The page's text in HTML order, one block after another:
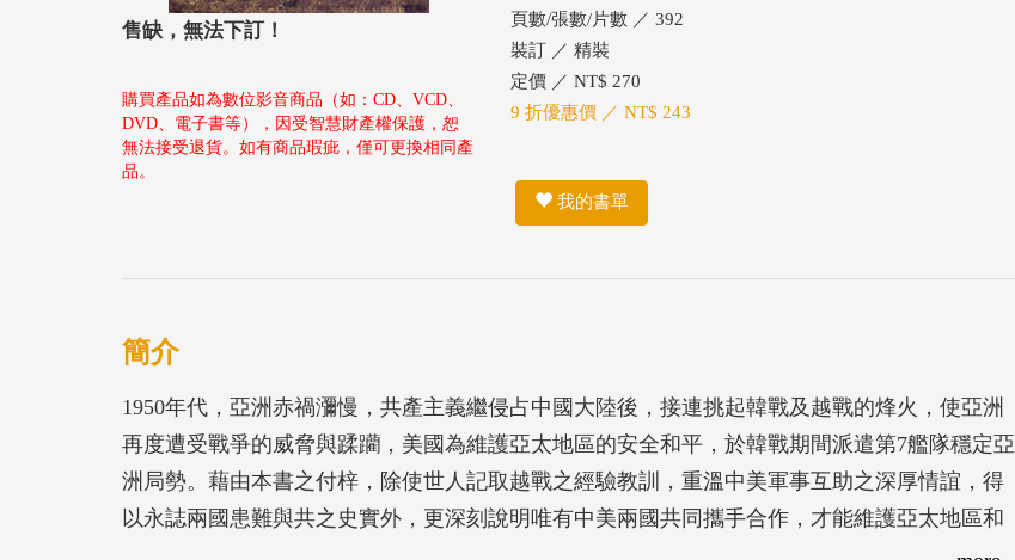
售缺，無法下訂！
購買產品如為數位影音商品（如：CD、VCD、
DVD、電子書等），因受智慧財產權保護，恕
無法接受退貨。如有商品瑕疵，僅可更換相同產
品。
頁數/張數/片數 ／ 392
裝訂 ／ 精裝
定價 ／ NT$ 270
9 折優惠價 ／ NT$ 243
我的書單
簡介
1950年代，亞洲赤禍瀰慢，共產主義繼侵占中國大陸後，接連挑起韓戰及越戰的烽火，使亞洲
再度遭受戰爭的威脅與蹂躪，美國為維護亞太地區的安全和平，於韓戰期間派遣第7艦隊穩定亞
洲局勢。藉由本書之付梓，除使世人記取越戰之經驗教訓，重溫中美軍事互助之深厚情誼，得
以永誌兩國患難與共之史實外，更深刻說明唯有中美兩國共同攜手合作，才能維護亞太地區和